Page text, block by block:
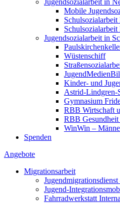
Jugend­so­zi­al­arbeit in
Mobile
Jugend­so­zi­al­arbeit in
Wüsten­schiff
Kinder- und
Astrid-Lindgren-
Gymnasium
RBB Wirtschaft
RBB Gesundheit
WinWin –
Spenden
Angebote
Migra­ti­ons­arbeit
Jugend-
Fahrrad­werk­statt